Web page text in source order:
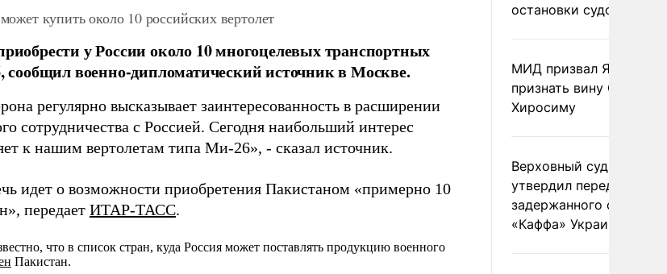
купить около 10 российских вертолет
у России около 10 многоцелевых транспортных
сообщил военно-дипломатический источник в Москве.
регулярно высказывает заинтересованность в расширении
сотрудничества с Россией. Сегодня наибольший интерес
к нашим вертолетам типа Ми-26», - сказал источник.
идет о возможности приобретения Пакистаном «примерно 10
передает ИТАР-ТАСС.
что в список стран, куда Россия может поставлять продукцию военного
Пакистан.
остановки судоходства
МИД призвал Японию
признать вину США за
Хиросиму
Верховный суд Швеции
утвердил передачу
задержанного
«Каффа» Украине